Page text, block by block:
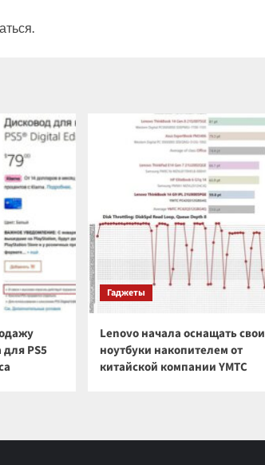
.
PS5
Гаджеты
Lenovo начала оснащать свои
ноутбуки накопителем от
китайской компании YMTC